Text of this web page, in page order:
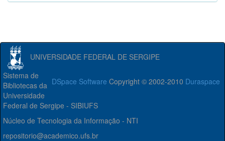
UNIVERSIDADE FEDERAL DE SERGIPE
DSpace Software Copyright © 2002-2010 Duraspace
Sistema de
Bibliotecas da
Universidade
Federal de Sergipe - SIBIUFS
Núcleo de Tecnologia da Informação - NTI
repositorio@academico.ufs.br